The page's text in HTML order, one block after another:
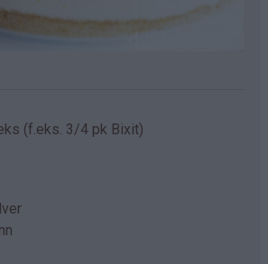
(f.eks. 3/4 pk Bixit)